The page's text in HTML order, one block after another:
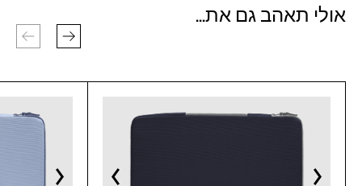
אולי תאהב גם את...